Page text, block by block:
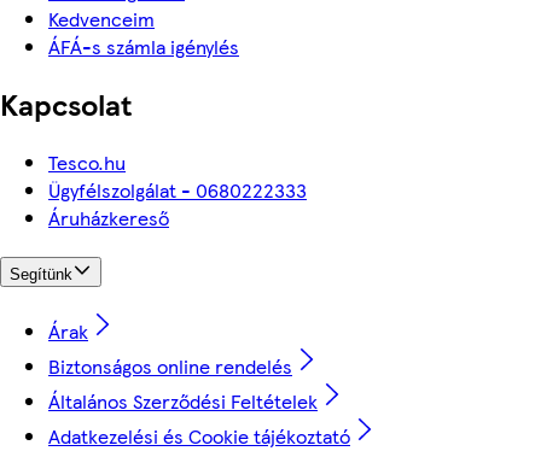
Kedvenceim
ÁFÁ-s számla igénylés
Kapcsolat
Tesco.hu
Ügyfélszolgálat - 0680222333
Áruházkereső
Segítünk
Árak
Biztonságos online rendelés
Általános Szerződési Feltételek
Adatkezelési és Cookie tájékoztató